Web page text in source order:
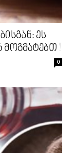
ეს
მოგმატებთ !
0